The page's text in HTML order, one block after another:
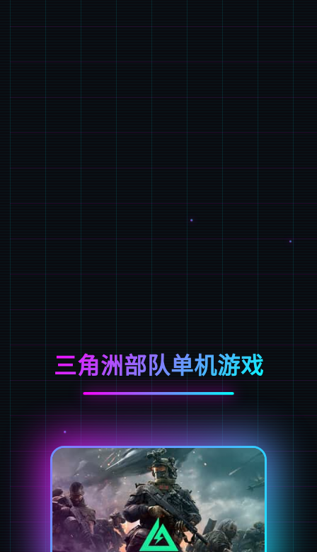
三角洲部队单机游戏